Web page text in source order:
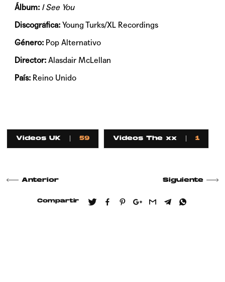
Álbum: I See You
Discográfica: Young Turks/XL Recordings
Género: Pop Alternativo
Director:Alasdair McLellan
País: Reino Unido
Videos UK 59 Videos The xx 1
Anterior Siguiente
Compartir